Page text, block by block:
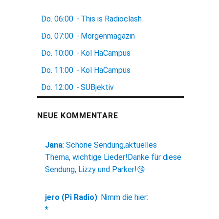
Do. 06:00 - This is Radioclash
Do. 07:00 - Morgenmagazin
Do. 10:00 - Kol HaCampus
Do. 11:00 - Kol HaCampus
Do. 12:00 - SUBjektiv
NEUE KOMMENTARE
Jana: Schöne Sendung,aktuelles
Thema, wichtige Lieder!Danke für diese
Sendung, Lizzy und Parker!😘
jero (Pi Radio): Nimm die hier:
*